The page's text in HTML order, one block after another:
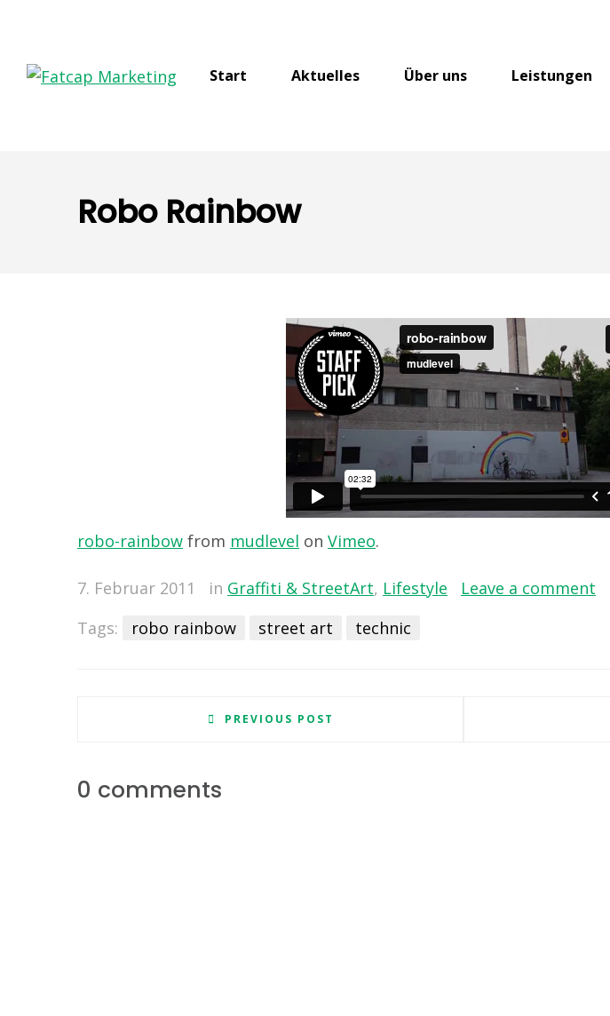
Start Aktuelles Über uns Leistungen
Robo Rainbow
robo-rainbow from mudlevel on Vimeo.
7. Februar 2011 in Graffiti & StreetArt, Lifestyle
Leave a comment
Tags:
robo rainbow street art technic
PREVIOUS POST
0 comments